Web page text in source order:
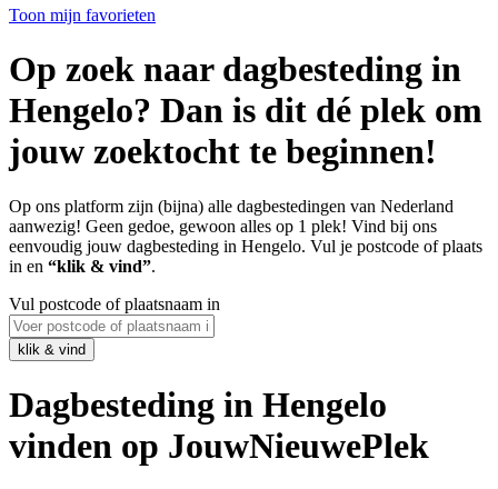
Toon mijn favorieten
Op zoek naar dagbesteding in
Hengelo? Dan is dit dé plek om
jouw zoektocht te beginnen!
Op ons platform zijn (bijna) alle dagbestedingen van Nederland
aanwezig! Geen gedoe, gewoon alles op 1 plek! Vind bij ons
eenvoudig jouw dagbesteding in Hengelo. Vul je postcode of plaats
in en “klik & vind”.
Vul postcode of plaatsnaam in
Dagbesteding in Hengelo
vinden op JouwNieuwePlek